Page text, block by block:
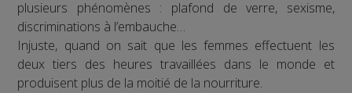
plusieurs phénomènes : plafond de verre, sexisme,
discriminations à l’embauche…
Injuste, quand on sait que les femmes effectuent les
deux tiers des heures travaillées dans le monde et
produisent plus de la moitié de la nourriture.